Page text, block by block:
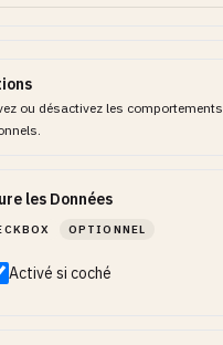
ou désactivez les comportements
les Données
OPTIONNEL
Activé si coché